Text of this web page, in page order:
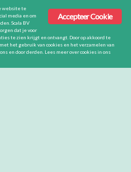
Accepteer Cookie
website te
media en om
Scala BV
dat je voor
te zien krijgt en ontvangt. Door op akkoord te
het gebruik van cookies en het verzamelen van
en door derden. Lees meer over cookies in ons